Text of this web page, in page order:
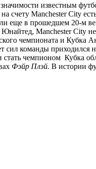
известным
Manchester City
еще в прошедшем 20-м
Manchester City
чемпионата и
сил команды приходился
чемпионом Кубка
Фэйр Плэй. В истории